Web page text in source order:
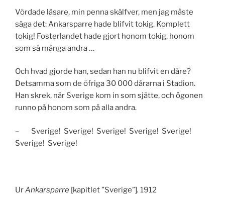
Vördade läsare, min penna skälfver, men jag måste
säga det: Ankarsparre hade blifvit tokig. Komplett
tokig! Fosterlandet hade gjort honom tokig, honom
som så många andra …
Och hvad gjorde han, sedan han nu blifvit en dåre?
Detsamma som de öfriga 30 000 dårarna i Stadion.
Han skrek, när Sverige kom in som sjätte, och ögonen
runno på honom som på alla andra.
– Sverige! Sverige! Sverige! Sverige! Sverige!
Sverige! Sverige!
UrAnkarsparre [kapitlet ”Sverige”]. 1912